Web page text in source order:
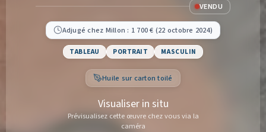
VENDU
Adjugé chez Millon : 1 700 € (22 octobre 2024)
TABLEAU PORTRAIT MASCULIN
Huile sur carton toilé
Visualiser in situ
Prévisualisez cette œuvre chez vous via la
caméra